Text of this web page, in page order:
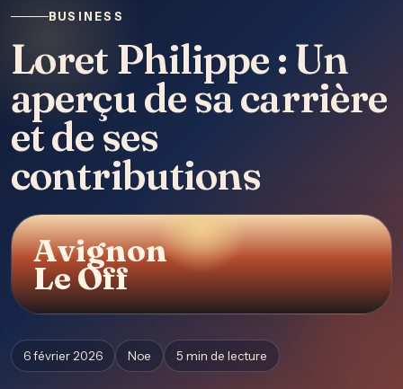
BUSINESS
Loret Philippe : Un
aperçu de sa carrière
et de ses
contributions
Avignon
Le Off
6 février 2026 Noe 5 min de lecture